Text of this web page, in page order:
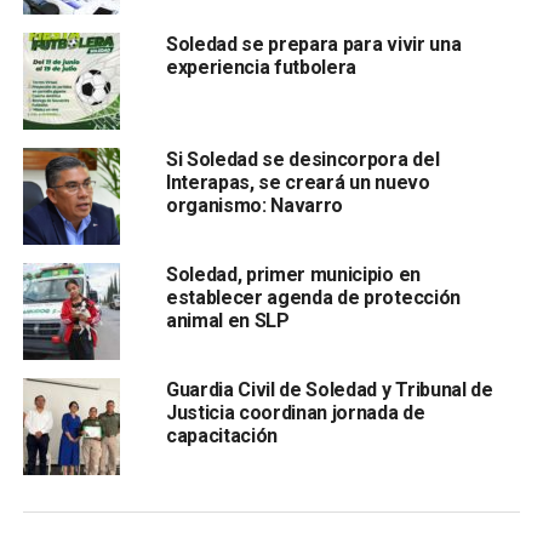
transformación
municipio ha logrado en los últimos años.
Aseguró que con apoyo tot al llevará a Soledad a u
nivel, con más pavimentaciones, con más hogares
con acceso al agua, con colonias y comunidades con
más servicios públicos como alumbrado, recolección
de basura y vigilancia policial.
Con un enfoque renovado dijo que continuará la
transformación con más apoyos en infraestructura,
seguridad, servicios públicos, programas sociales,
Soledad se prepara para vivir una
experiencia futbolera
Si Soledad se desincorpora del
Interapas, se creará un nuevo
organismo: Navarro
Soledad, primer municipio en
establecer agenda de protección
animal en SLP
Guardia Civil de Soledad y Tribunal de
Justicia coordinan jornada de
capacitación